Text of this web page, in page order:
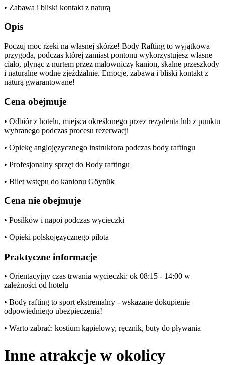
• Zabawa i bliski kontakt z naturą
Opis
Poczuj moc rzeki na własnej skórze! Body Rafting to wyjątkowa
przygoda, podczas której zamiast pontonu wykorzystujesz własne
ciało, płynąc z nurtem przez malowniczy kanion, skalne przeszkody
i naturalne wodne zjeżdżalnie. Emocje, zabawa i bliski kontakt z
naturą gwarantowane!
Cena obejmuje
• Odbiór z hotelu, miejsca określonego przez rezydenta lub z punktu
wybranego podczas procesu rezerwacji
• Opiekę anglojęzycznego instruktora podczas body raftingu
• Profesjonalny sprzęt do Body raftingu
• Bilet wstępu do kanionu Göynük
Cena nie obejmuje
• Posiłków i napoi podczas wycieczki
• Opieki polskojęzycznego pilota
Praktyczne informacje
• Orientacyjny czas trwania wycieczki: ok 08:15 - 14:00 w
zależności od hotelu
• Body rafting to sport ekstremalny - wskazane dokupienie
odpowiedniego ubezpieczenia!
• Warto zabrać: kostium kąpielowy, ręcznik, buty do pływania
Inne atrakcje w okolicy